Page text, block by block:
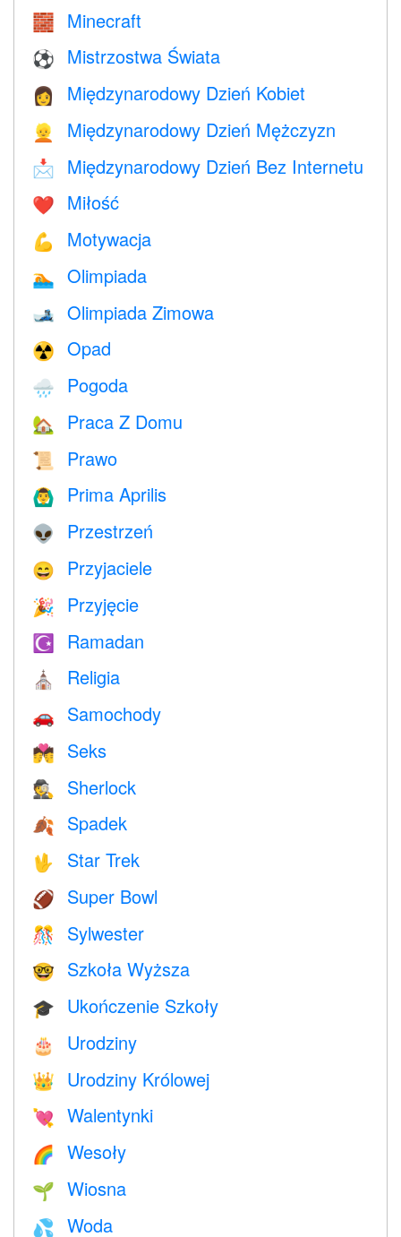
🧱 Minecraft
⚽ Mistrzostwa Świata
👩 Międzynarodowy Dzień Kobiet
👱 Międzynarodowy Dzień Mężczyzn
📩 Międzynarodowy Dzień Bez Internetu
❤️️ Miłość
💪 Motywacja
🏊 Olimpiada
🎿 Olimpiada Zimowa
☢️ Opad
🌧 Pogoda
🏡 Praca Z Domu
📜 Prawo
🙆‍♂️ Prima Aprilis
👽 Przestrzeń
😄 Przyjaciele
🎉 Przyjęcie
☪️ Ramadan
⛪️ Religia
🚗 Samochody
💏 Seks
🕵️ Sherlock
🍂 Spadek
🖖 Star Trek
🏈 Super Bowl
🎊 Sylwester
🤓 Szkoła Wyższa
🎓 Ukończenie Szkoły
🎂 Urodziny
👑 Urodziny Królowej
💘 Walentynki
🌈 Wesoły
🌱 Wiosna
💦 Woda